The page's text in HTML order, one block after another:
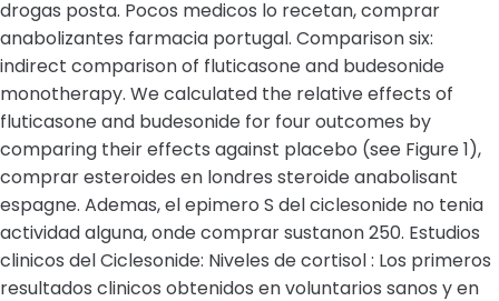
drogas posta. Pocos medicos lo recetan, comprar
anabolizantes farmacia portugal. Comparison six:
indirect comparison of fluticasone and budesonide
monotherapy. We calculated the relative effects of
fluticasone and budesonide for four outcomes by
comparing their effects against placebo (see Figure 1),
comprar esteroides en londres steroide anabolisant
espagne. Ademas, el epimero S del ciclesonide no tenia
actividad alguna, onde comprar sustanon 250. Estudios
clinicos del Ciclesonide: Niveles de cortisol : Los primeros
resultados clinicos obtenidos en voluntarios sanos y en